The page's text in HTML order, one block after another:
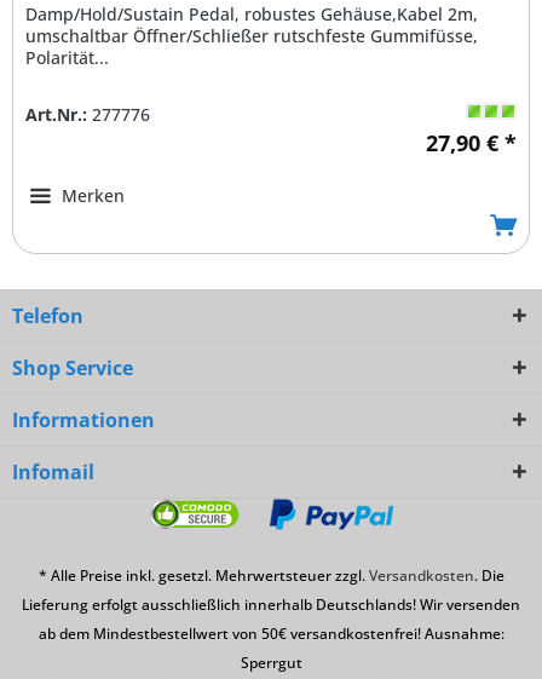
Damp/Hold/Sustain Pedal, robustes Gehäuse,Kabel 2m,
umschaltbar Öffner/Schließer rutschfeste Gummifüsse,
Polarität...
Art.Nr.: 277776
27,90 € *
Merken
Telefon
Shop Service
Informationen
Infomail
* Alle Preise inkl. gesetzl. Mehrwertsteuer zzgl.Versandkosten. Die
Lieferung erfolgt ausschließlich innerhalb Deutschlands! Wir versenden
ab dem Mindestbestellwert von 50€ versandkostenfrei! Ausnahme:
Sperrgut